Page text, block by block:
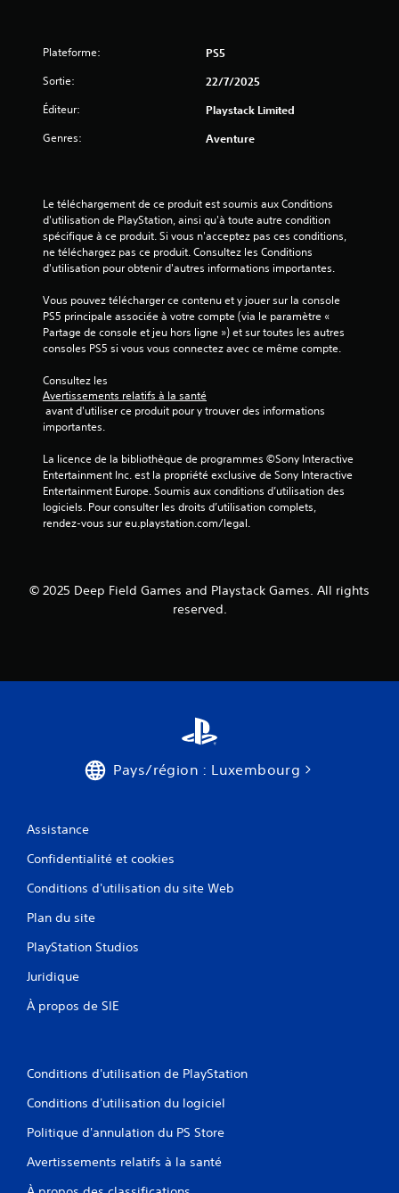
Plateforme: PS5
Sortie: 22/7/2025
Éditeur: Playstack Limited
Genres: Aventure
Le téléchargement de ce produit est soumis aux Conditions
d'utilisation de PlayStation, ainsi qu'à toute autre condition
spécifique à ce produit. Si vous n'acceptez pas ces conditions,
ne téléchargez pas ce produit. Consultez les Conditions
d'utilisation pour obtenir d'autres informations importantes.
Vous pouvez télécharger ce contenu et y jouer sur la console
PS5 principale associée à votre compte (via le paramètre «
Partage de console et jeu hors ligne ») et sur toutes les autres
consoles PS5 si vous vous connectez avec ce même compte.
Consultez les
Avertissements relatifs à la santé
importantes.
La licence de la bibliothèque de programmes ©Sony Interactive
Entertainment Inc. est la propriété exclusive de Sony Interactive
Entertainment Europe. Soumis aux conditions d’utilisation des
logiciels. Pour consulter les droits d’utilisation complets,
rendez-vous sur eu.playstation.com/legal.
© 2025 Deep Field Games and Playstack Games. All rights
reserved.
Pays/région : Luxembourg
Assistance
Confidentialité et cookies
Conditions d'utilisation du site Web
Plan du site
PlayStation Studios
Juridique
À propos de SIE
Conditions d'utilisation de PlayStation
Conditions d'utilisation du logiciel
Politique d'annulation du PS Store
Avertissements relatifs à la santé